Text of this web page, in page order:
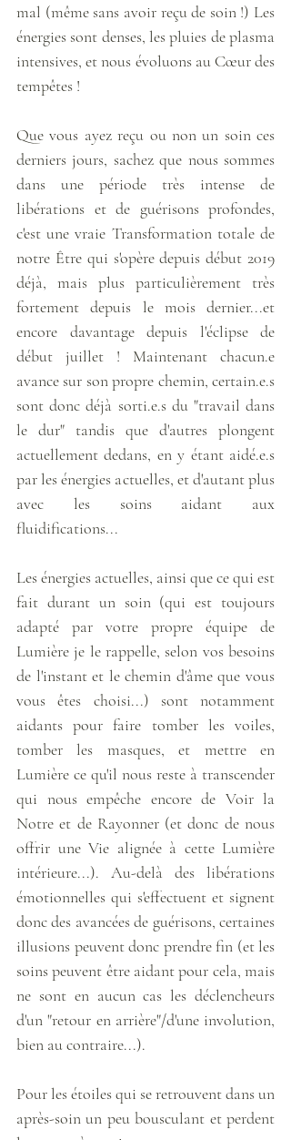
mal (même sans avoir reçu de soin !) Les
énergies sont denses, les pluies de plasma
intensives, et nous évoluons au Cœur des
tempêtes !
Que vous ayez reçu ou non un soin ces
derniers jours, sachez que nous sommes
dans une période très intense de
libérations et de guérisons profondes,
c'est une vraie Transformation totale de
notre Être qui s'opère depuis début 2019
déjà, mais plus particulièrement très
fortement depuis le mois dernier...et
encore davantage depuis l'éclipse de
début juillet ! Maintenant chacun.e
avance sur son propre chemin, certain.e.s
sont donc déjà sorti.e.s du "travail dans
le dur" tandis que d'autres plongent
actuellement dedans, en y étant aidé.e.s
par les énergies actuelles, et d'autant plus
avec les soins aidant aux
fluidifications...
Les énergies actuelles, ainsi que ce qui est
fait durant un soin (qui est toujours
adapté par votre propre équipe de
Lumière je le rappelle, selon vos besoins
de l'instant et le chemin d'âme que vous
vous êtes choisi...) sont notamment
aidants pour faire tomber les voiles,
tomber les masques, et mettre en
Lumière ce qu'il nous reste à transcender
qui nous empêche encore de Voir la
Notre et de Rayonner (et donc de nous
offrir une Vie alignée à cette Lumière
intérieure...). Au-delà des libérations
émotionnelles qui s'effectuent et signent
donc des avancées de guérisons, certaines
illusions peuvent donc prendre fin (et les
soins peuvent être aidant pour cela, mais
ne sont en aucun cas les déclencheurs
d'un "retour en arrière"/d'une involution,
bien au contraire...).
Pour les étoiles qui se retrouvent dans un
après-soin un peu bousculant et perdent